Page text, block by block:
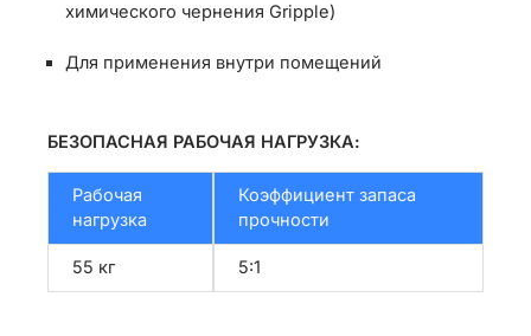
химического чернения Gripple)
Для применения внутри помещений
БЕЗОПАСНАЯ РАБОЧАЯ НАГРУЗКА:
Рабочая
нагрузка
Коэффициент запаса
прочности
55 кг 5:1